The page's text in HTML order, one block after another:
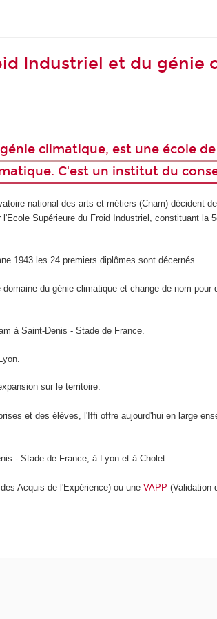
Industriel et du génie
climatique, est une école
C'est un institut du
national des arts et métiers (Cnam) décident
Supérieure du Froid Industriel, constituant
1943 les 24 premiers diplômes sont décernés.
du génie climatique et change de nom
à Saint-Denis - Stade de France.
sur le territoire.
et des élèves, l'Iffi offre aujourd'hui en large
- Stade de France, à Lyon et à Cholet
Acquis de l'Expérience) ou uneVAPP (Validation